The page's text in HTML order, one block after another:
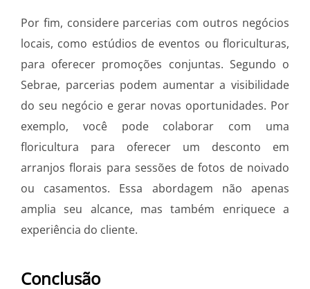
Por fim, considere parcerias com outros negócios
locais, como estúdios de eventos ou floriculturas,
para oferecer promoções conjuntas. Segundo o
Sebrae, parcerias podem aumentar a visibilidade
do seu negócio e gerar novas oportunidades. Por
exemplo, você pode colaborar com uma
floricultura para oferecer um desconto em
arranjos florais para sessões de fotos de noivado
ou casamentos. Essa abordagem não apenas
amplia seu alcance, mas também enriquece a
experiência do cliente.
Conclusão